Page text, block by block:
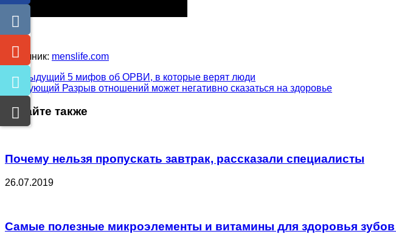
Источник: menslife.com
Предыдущий 5 мифов об ОРВИ, в которые верят люди
Следующий Разрыв отношений может негативно сказаться на здоровье
Читайте также
Почему нельзя пропускать завтрак, рассказали специалисты
26.07.2019
Самые полезные микроэлементы и витамины для здоровья зубов